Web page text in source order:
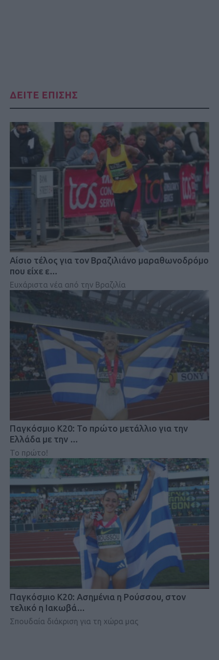
ΔΕΙΤΕ ΕΠΙΣΗΣ
Αίσιο τέλος για τον Βραζιλιάνο μαραθωνοδρόμο
που είχε ε…
Ευχάριστα νέα από την Βραζιλία
Παγκόσμιο Κ20: Το πρώτο μετάλλιο για την
Ελλάδα με την …
Το πρώτο!
Παγκόσμιο Κ20: Ασημένια η Ρούσσου, στον
τελικό η Ιακωβά…
Σπουδαία διάκριση για τη χώρα μας